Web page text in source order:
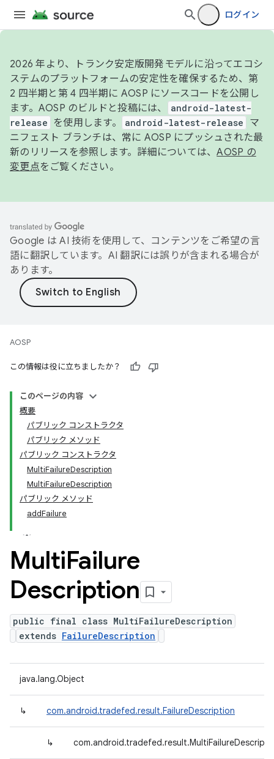
ログイン
2026 年より、トランク安定版開発モデルに沿ってエコシ
ステムのプラットフォームの安定性を確保するため、第
2 四半期と第 4 四半期に AOSP にソースコードを公開し
ます。AOSP のビルドと投稿には、
android-latest-
release
を使用します。 android-latest-release
マ
ニフェスト ブランチは、常に AOSP にプッシュされた最
新のリリースを参照します。詳細については、AOSP の
変更点をご覧ください。
Google は AI 技術を使用して、コンテンツをご希望の言
語に翻訳しています。AI 翻訳には誤りが含まれる場合が
あります。
AOSP
この情報は役に立ちましたか？
このページの内容
概要
パブリック コンストラクタ
パブリック メソッド
パブリック コンストラクタ
MultiFailureDescription
MultiFailureDescription
パブリック メソッド
addFailure
MultiFailure
Description
public final class MultiFailureDescription
extends FailureDescription
java.lang.Object
↳ com.android.tradefed.result.FailureDescription
↳